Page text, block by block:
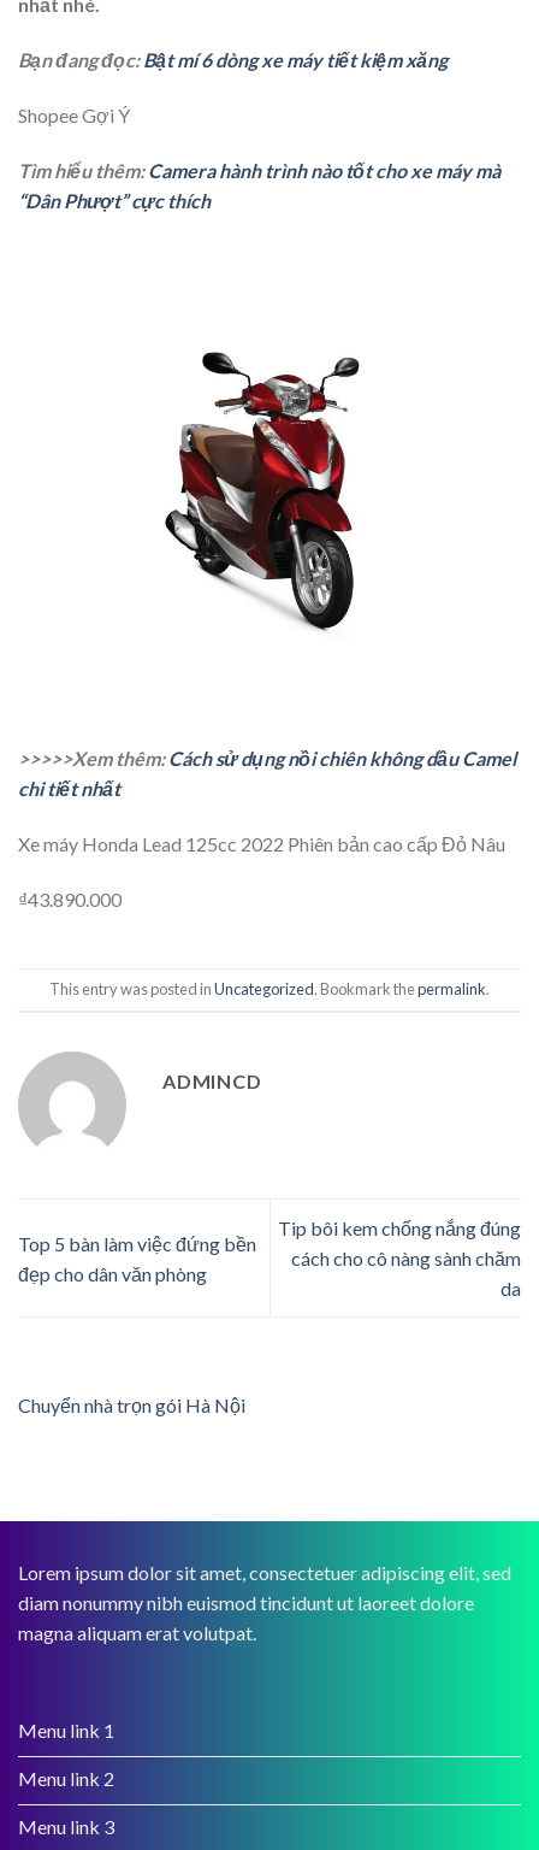
Bạn đang đọc:Bật mí 6 dòng xe máy tiết kiệm xăng
Shopee Gợi Ý
Tìm hiểu thêm:Camera hành trình nào tốt cho xe máy mà
“Dân Phượt” cực thích
>>>>>Xem thêm:Cách sử dụng nồi chiên không dầu Camel
chi tiết nhất
Xe máy Honda Lead 125cc 2022 Phiên bản cao cấp Đỏ Nâu
₫43.890.000
This entry was posted inUncategorized. Bookmark thepermalink.
ADMINCD
Top 5 bàn làm việc đứng bền
đẹp cho dân văn phòng
Tip bôi kem chống nắng đúng
cách cho cô nàng sành chăm
da
Chuyển nhà trọn gói Hà Nội
Lorem ipsum dolor sit amet, consectetuer adipiscing elit, sed
diam nonummy nibh euismod tincidunt ut laoreet dolore
magna aliquam erat volutpat.
Menu link 1
Menu link 2
Menu link 3